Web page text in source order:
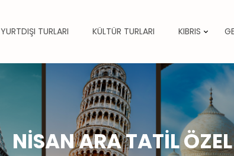
YURTDIŞI TURLARI KÜLTÜR TURLARI KIBRIS
NİSAN ARA TATİL